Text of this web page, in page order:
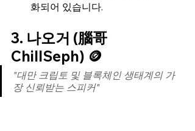
화되어 있습니다.
3. 나오거 (腦哥
ChillSeph) 🪙
"대만 크립토 및 블록체인 생태계의 가
장 신뢰받는 스피커"